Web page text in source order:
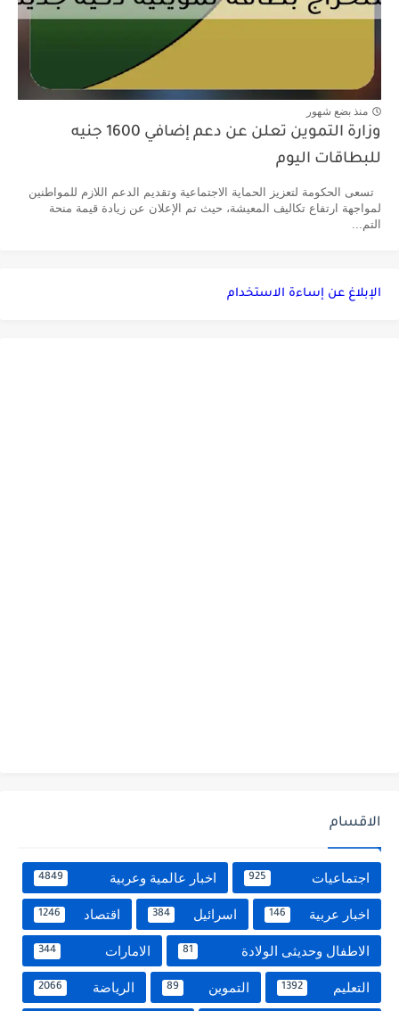
منذ بضع شهور
وزارة التموين تعلن عن دعم إضافي 1600 جنيه
للبطاقات اليوم
تسعى الحكومة لتعزيز الحماية الاجتماعية وتقديم الدعم اللازم للمواطنين
لمواجهة ارتفاع تكاليف المعيشة، حيث تم الإعلان عن زيادة قيمة منحة
التم...
الإبلاغ عن إساءة الاستخدام
الاقسام
اجتماعيات 925 اخبار عالمية وعربية 4849
اخبار عربية 146 اسرائيل 384 اقتصاد 1246
الاطفال وحديثى الولادة 81 الامارات 344
التعليم 1392 التموين 89 الرياضة 2066